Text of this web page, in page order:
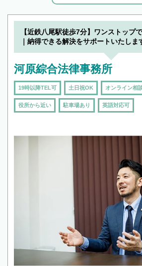
解決のみならず相続をト
できます。また、相続は
でフィーリングも重要で
で複数の弁護士と会話を
【近鉄八尾駅徒歩7分】ワンストップ
｜納得できる解決をサポートいたしま
河原綜合法律事務所
19時以降TEL可 土日祝OK オンライン相
役所から近い 駐車場あり 英語対応可